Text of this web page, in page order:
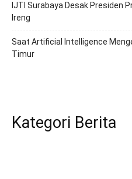
IJTI Surabaya Desak Presiden
Ireng
Saat Artificial Intelligence
Timur
Kategori Berita